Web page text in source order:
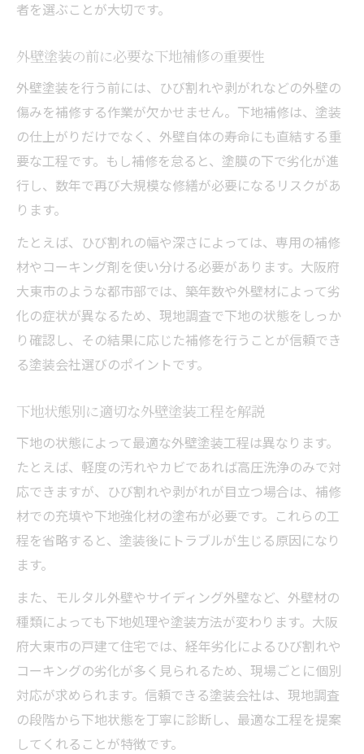
者を選ぶことが大切です。
外壁塗装の前に必要な下地補修の重要性
外壁塗装を行う前には、ひび割れや剥がれなどの外壁の
傷みを補修する作業が欠かせません。下地補修は、塗装
の仕上がりだけでなく、外壁自体の寿命にも直結する重
要な工程です。もし補修を怠ると、塗膜の下で劣化が進
行し、数年で再び大規模な修繕が必要になるリスクがあ
ります。
たとえば、ひび割れの幅や深さによっては、専用の補修
材やコーキング剤を使い分ける必要があります。大阪府
大東市のような都市部では、築年数や外壁材によって劣
化の症状が異なるため、現地調査で下地の状態をしっか
り確認し、その結果に応じた補修を行うことが信頼でき
る塗装会社選びのポイントです。
下地状態別に適切な外壁塗装工程を解説
下地の状態によって最適な外壁塗装工程は異なります。
たとえば、軽度の汚れやカビであれば高圧洗浄のみで対
応できますが、ひび割れや剥がれが目立つ場合は、補修
材での充填や下地強化材の塗布が必要です。これらの工
程を省略すると、塗装後にトラブルが生じる原因になり
ます。
また、モルタル外壁やサイディング外壁など、外壁材の
種類によっても下地処理や塗装方法が変わります。大阪
府大東市の戸建て住宅では、経年劣化によるひび割れや
コーキングの劣化が多く見られるため、現場ごとに個別
対応が求められます。信頼できる塗装会社は、現地調査
の段階から下地状態を丁寧に診断し、最適な工程を提案
してくれることが特徴です。